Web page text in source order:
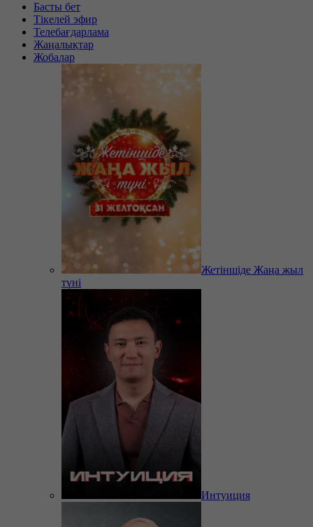
Басты бет
Тікелей эфир
Телебағдарлама
Жаңалықтар
Жобалар
Жетіншіде Жаңа жыл
түні
Интуиция